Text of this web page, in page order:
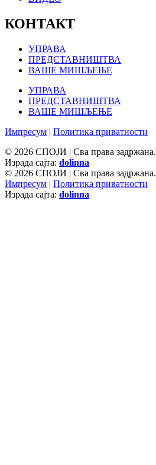
КОНТАКТ
УПРАВА
ПРЕДСТАВНИШТВА
ВАШЕ МИШЉЕЊЕ
УПРАВА
ПРЕДСТАВНИШТВА
ВАШЕ МИШЉЕЊЕ
Импресум | Политика приватности
© 2026 СПОЈИ | Сва права задржана.
Израда сајта: dolinna
© 2026 СПОЈИ | Сва права задржана.
Импресум | Политика приватности
Израда сајта: dolinna